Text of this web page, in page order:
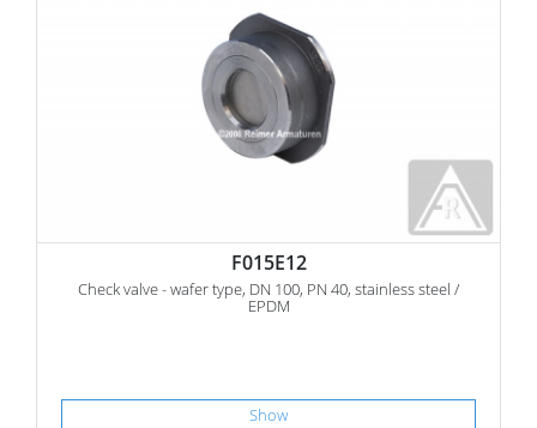
F015E12
Check valve - wafer type, DN 100, PN 40, stainless steel /
EPDM
Show